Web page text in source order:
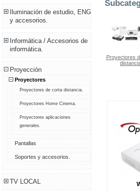
Iluminación de estudio, ENG
y accesorios.
Informática / Accesorios de
informática.
Proyección
Proyectores
Proyectores de corta distancia.
Proyectores Home Cinema.
Proyectores aplicaciones
generales.
Pantallas
Soportes y accesorios.
TV LOCAL
Proyectores